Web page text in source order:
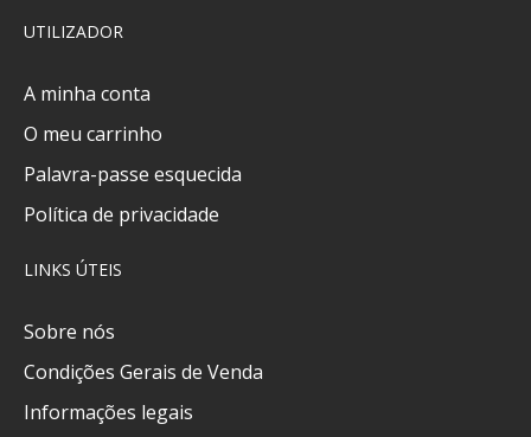
UTILIZADOR
A minha conta
O meu carrinho
Palavra-passe esquecida
Política de privacidade
LINKS ÚTEIS
Sobre nós
Condições Gerais de Venda
Informações legais